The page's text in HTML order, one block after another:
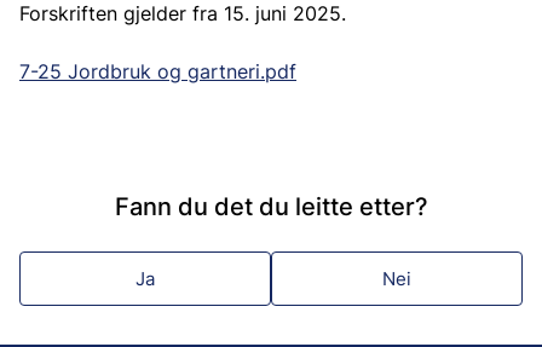
Forskriften gjelder fra 15. juni 2025.
7-25 Jordbruk og gartneri.pdf
Fann du det du leitte etter?
Ja Nei